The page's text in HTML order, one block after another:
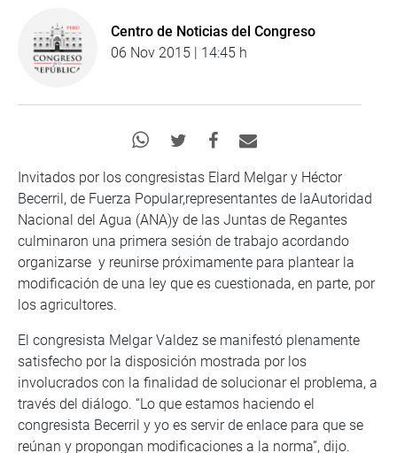
Centro de Noticias del Congreso
06 Nov 2015 | 14:45 h
Invitados por los congresistas Elard Melgar y Héctor
Becerril, de Fuerza Popular,representantes de laAutoridad
Nacional del Agua (ANA)y de las Juntas de Regantes
culminaron una primera sesión de trabajo acordando
organizarse y reunirse próximamente para plantear la
modificación de una ley que es cuestionada, en parte, por
los agricultores.
El congresista Melgar Valdez se manifestó plenamente
satisfecho por la disposición mostrada por los
involucrados con la finalidad de solucionar el problema, a
través del diálogo. “Lo que estamos haciendo el
congresista Becerril y yo es servir de enlace para que se
reúnan y propongan modificaciones a la norma”, dijo.